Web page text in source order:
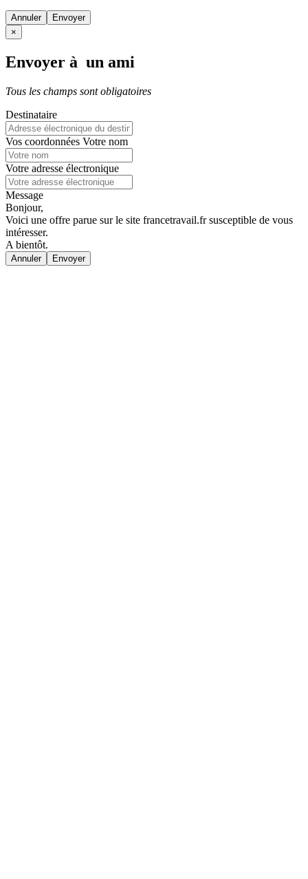
Annuler
×
Envoyer à un ami
Tous les champs sont obligatoires
Destinataire
Vos coordonnées Votre nom
Votre adresse électronique
Message
Bonjour,
Voici une offre parue sur le site francetravail.fr susceptible de vous
intéresser.
A bientôt.
Annuler